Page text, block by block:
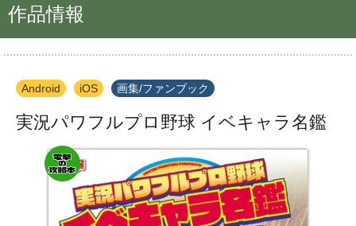
作品情報
Android iOS 画集/ファンブック
実況パワフルプロ野球 イベキャラ名鑑